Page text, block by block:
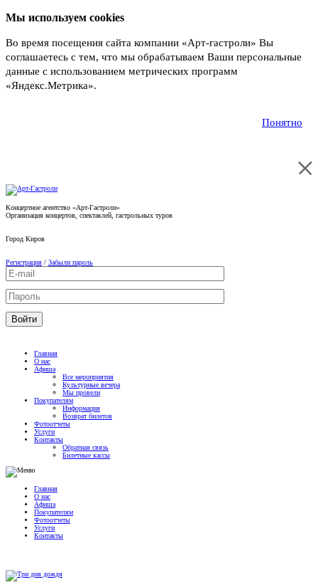
Мы используем cookies
Во время посещения сайта компании «Арт-гастроли» Вы
соглашаетесь с тем, что мы обрабатываем Ваши персональные
данные с использованием метрических программ
«Яндекс.Метрика».
Понятно
Концертное агентство «Арт-Гастроли»
Организация концертов, спектаклей, гастрольных туров
Город Киров
Регистрация / Забыли пароль
Главная
О нас
Афиша
Все мероприятия
Культурные вечера
Мы провели
Покупателям
Информация
Возврат билетов
Фотоотчеты
Услуги
Контакты
Обратная связь
Билетные кассы
Главная
О нас
Афиша
Покупателям
Фотоотчеты
Услуги
Контакты